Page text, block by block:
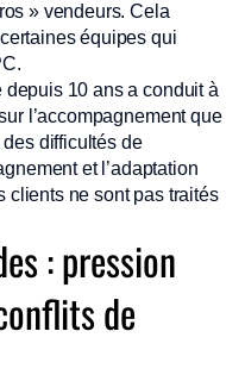
» vendeurs. Cela
équipes qui
10 ans a conduit à
l’accompagnement que
difficultés de
et l’adaptation
clients ne sont pas traités
: pression
de